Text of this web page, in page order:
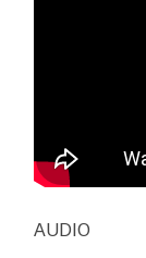
AUDIO